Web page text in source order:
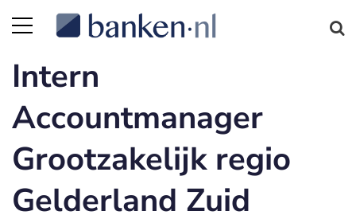
Intern
Accountmanager
Grootzakelijk regio
Gelderland Zuid